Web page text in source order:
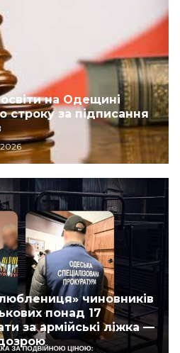
на Одещині
строку за підписання
чиновників
понад 17
за армійські ліжка —